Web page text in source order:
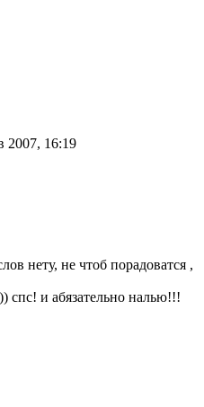
2007, 16:19
нету, не чтоб порадоватся ,
и абязательно налью!!!